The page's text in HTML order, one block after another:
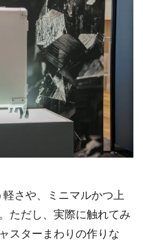
さや、ミニマルかつ上
ただし、実際に触れてみ
スターまわりの作りな